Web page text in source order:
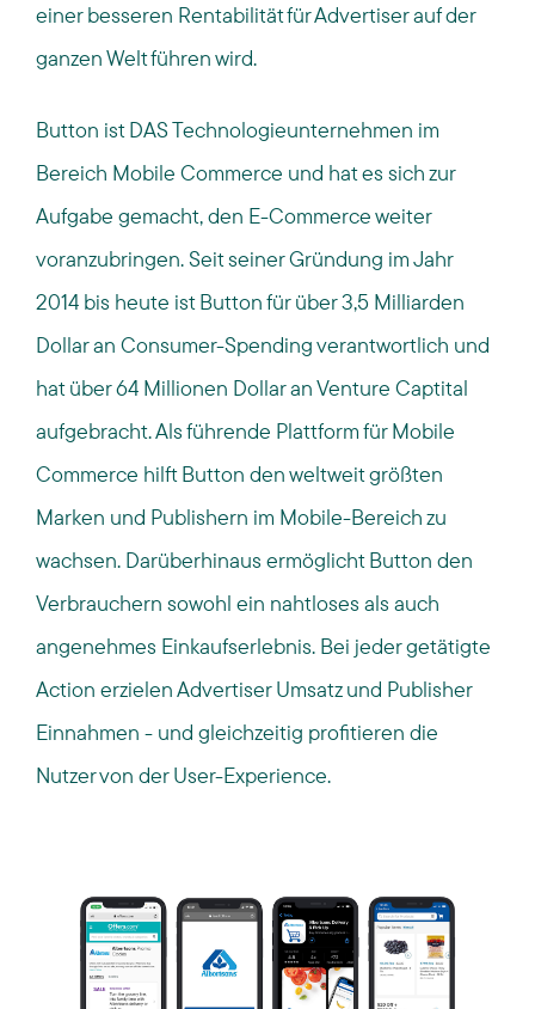
einer besseren Rentabilität für Advertiser auf der
ganzen Welt führen wird.
Button ist DAS Technologieunternehmen im
Bereich Mobile Commerce und hat es sich zur
Aufgabe gemacht, den E-Commerce weiter
voranzubringen. Seit seiner Gründung im Jahr
2014 bis heute ist Button für über 3,5 Milliarden
Dollar an Consumer-Spending verantwortlich und
hat über 64 Millionen Dollar an Venture Captital
aufgebracht. Als führende Plattform für Mobile
Commerce hilft Button den weltweit größten
Marken und Publishern im Mobile-Bereich zu
wachsen. Darüberhinaus ermöglicht Button den
Verbrauchern sowohl ein nahtloses als auch
angenehmes Einkaufserlebnis. Bei jeder getätigte
Action erzielen Advertiser Umsatz und Publisher
Einnahmen - und gleichzeitig profitieren die
Nutzer von der User-Experience.